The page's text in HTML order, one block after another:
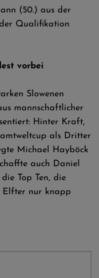
(50.) aus der
Qualifikation
vorbei
Slowenen
mannschaftlicher
Hinter Kraft,
als Dritter
Michael Hayböck
auch Daniel
Top Ten, die
Elfter nur knapp